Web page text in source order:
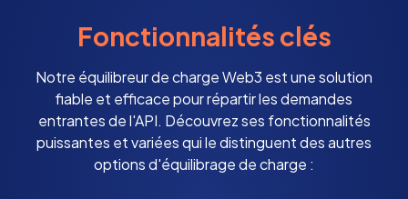
Fonctionnalités clés
Notre équilibreur de charge Web3 est une solution
fiable et efficace pour répartir les demandes
entrantes de l'API. Découvrez ses fonctionnalités
puissantes et variées qui le distinguent des autres
options d'équilibrage de charge :